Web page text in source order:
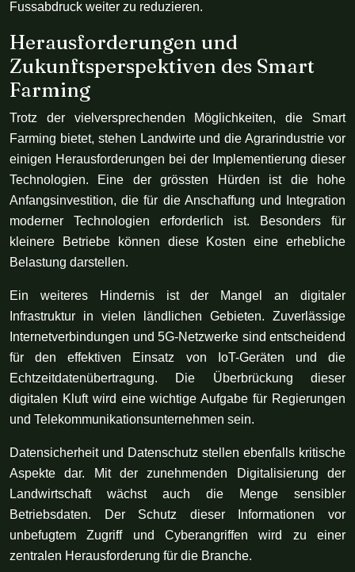
Fussabdruck weiter zu reduzieren.
Herausforderungen und
Zukunftsperspektiven des Smart
Farming
Trotz der vielversprechenden Möglichkeiten, die Smart
Farming bietet, stehen Landwirte und die Agrarindustrie vor
einigen Herausforderungen bei der Implementierung dieser
Technologien. Eine der grössten Hürden ist die hohe
Anfangsinvestition, die für die Anschaffung und Integration
moderner Technologien erforderlich ist. Besonders für
kleinere Betriebe können diese Kosten eine erhebliche
Belastung darstellen.
Ein weiteres Hindernis ist der Mangel an digitaler
Infrastruktur in vielen ländlichen Gebieten. Zuverlässige
Internetverbindungen und 5G-Netzwerke sind entscheidend
für den effektiven Einsatz von IoT-Geräten und die
Echtzeitdatenübertragung. Die Überbrückung dieser
digitalen Kluft wird eine wichtige Aufgabe für Regierungen
und Telekommunikationsunternehmen sein.
Datensicherheit und Datenschutz stellen ebenfalls kritische
Aspekte dar. Mit der zunehmenden Digitalisierung der
Landwirtschaft wächst auch die Menge sensibler
Betriebsdaten. Der Schutz dieser Informationen vor
unbefugtem Zugriff und Cyberangriffen wird zu einer
zentralen Herausforderung für die Branche.